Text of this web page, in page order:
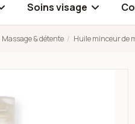
Soins visage
Massage & détente Huile minceur de
minceur de massage